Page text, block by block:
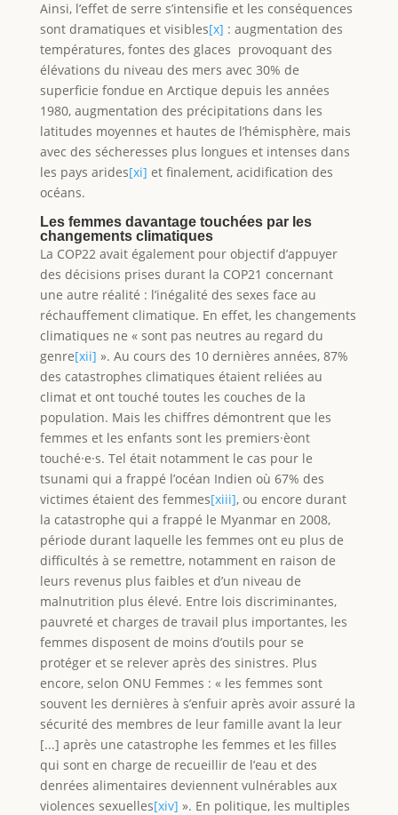
Ainsi, l’effet de serre s’intensifie et les conséquences
sont dramatiques et visibles[x] : augmentation des
températures, fontes des glaces provoquant des
élévations du niveau des mers avec 30% de
superficie fondue en Arctique depuis les années
1980, augmentation des précipitations dans les
latitudes moyennes et hautes de l’hémisphère, mais
avec des sécheresses plus longues et intenses dans
les pays arides[xi] et finalement, acidification des
océans.
Les femmes davantage touchées par les
changements climatiques
La COP22 avait également pour objectif d’appuyer
des décisions prises durant la COP21 concernant
une autre réalité : l’inégalité des sexes face au
réchauffement climatique. En effet, les changements
climatiques ne « sont pas neutres au regard du
genre[xii] ». Au cours des 10 dernières années, 87%
des catastrophes climatiques étaient reliées au
climat et ont touché toutes les couches de la
population. Mais les chiffres démontrent que les
femmes et les enfants sont les premiers·èont
touché·e·s. Tel était notamment le cas pour le
tsunami qui a frappé l’océan Indien où 67% des
victimes étaient des femmes[xiii], ou encore durant
la catastrophe qui a frappé le Myanmar en 2008,
période durant laquelle les femmes ont eu plus de
difficultés à se remettre, notamment en raison de
leurs revenus plus faibles et d’un niveau de
malnutrition plus élevé. Entre lois discriminantes,
pauvreté et charges de travail plus importantes, les
femmes disposent de moins d’outils pour se
protéger et se relever après des sinistres. Plus
encore, selon ONU Femmes : « les femmes sont
souvent les dernières à s’enfuir après avoir assuré la
sécurité des membres de leur famille avant la leur
[...] après une catastrophe les femmes et les filles
qui sont en charge de recueillir de l’eau et des
denrées alimentaires deviennent vulnérables aux
violences sexuelles[xiv] ». En politique, les multiples